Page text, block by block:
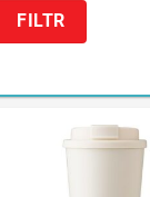
FILTR